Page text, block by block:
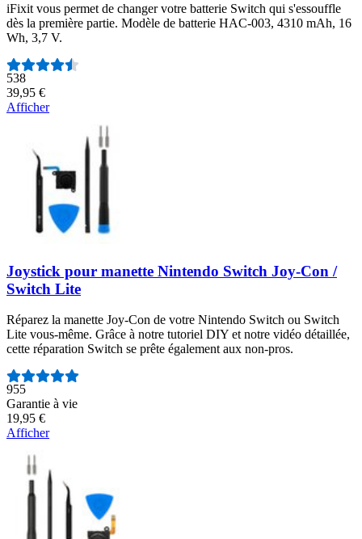
iFixit vous permet de changer votre batterie Switch qui s'essouffle
dès la première partie. Modèle de batterie HAC-003, 4310 mAh, 16
Wh, 3,7 V.
Nombre d'avis :
538
39,95 €
Afficher
Joystick pour manette Nintendo Switch Joy-Con /
Switch Lite
Réparez la manette Joy-Con de votre Nintendo Switch ou Switch
Lite vous-même. Grâce à notre tutoriel DIY et notre vidéo détaillée,
cette réparation Switch se prête également aux non-pros.
Nombre d'avis :
955
Garantie à vie
19,95 €
Afficher